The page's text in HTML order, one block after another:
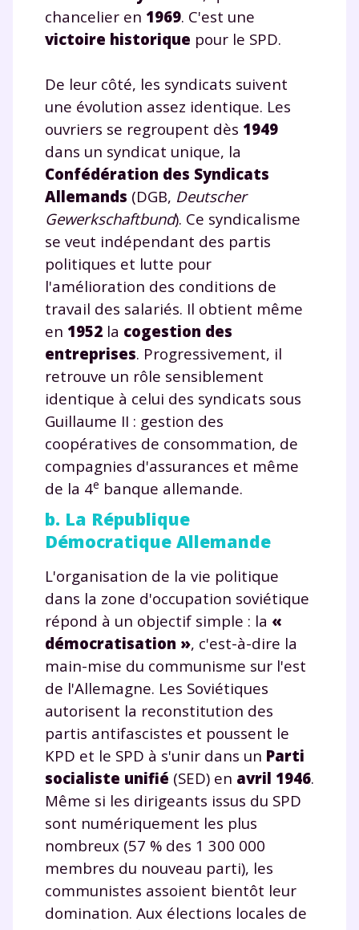
chancelier en 1969. C'est une
victoire historique pour le SPD.
De leur côté, les syndicats suivent
une évolution assez identique. Les
ouvriers se regroupent dès 1949
dans un syndicat unique, la
Confédération des Syndicats
Allemands (DGB, Deutscher
Gewerkschaftbund). Ce syndicalisme
se veut indépendant des partis
politiques et lutte pour
l'amélioration des conditions de
travail des salariés. Il obtient même
en 1952 la cogestion des
entreprises. Progressivement, il
retrouve un rôle sensiblement
identique à celui des syndicats sous
Guillaume II : gestion des
coopératives de consommation, de
compagnies d'assurances et même
de la 4e banque allemande.
b. La République
Démocratique Allemande
L'organisation de la vie politique
dans la zone d'occupation soviétique
répond à un objectif simple : la «
démocratisation », c'est-à-dire la
main-mise du communisme sur l'est
de l'Allemagne. Les Soviétiques
autorisent la reconstitution des
partis antifascistes et poussent le
KPD et le SPD à s'unir dans un Parti
socialiste unifié (SED) en avril 1946.
Même si les dirigeants issus du SPD
sont numériquement les plus
nombreux (57 % des 1 300 000
membres du nouveau parti), les
communistes assoient bientôt leur
domination. Aux élections locales de